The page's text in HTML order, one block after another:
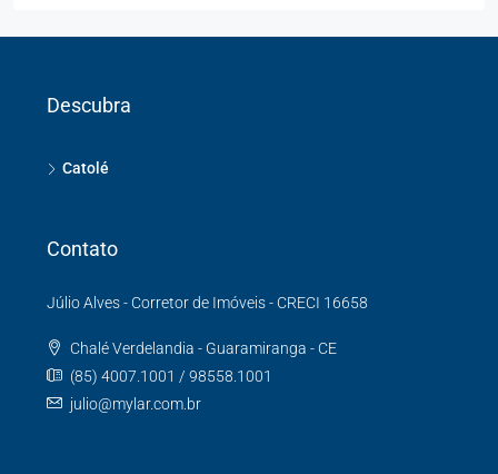
Descubra
Catolé
Contato
Júlio Alves - Corretor de Imóveis - CRECI 16658
Chalé Verdelandia - Guaramiranga - CE
(85) 4007.1001 / 98558.1001
julio@mylar.com.br